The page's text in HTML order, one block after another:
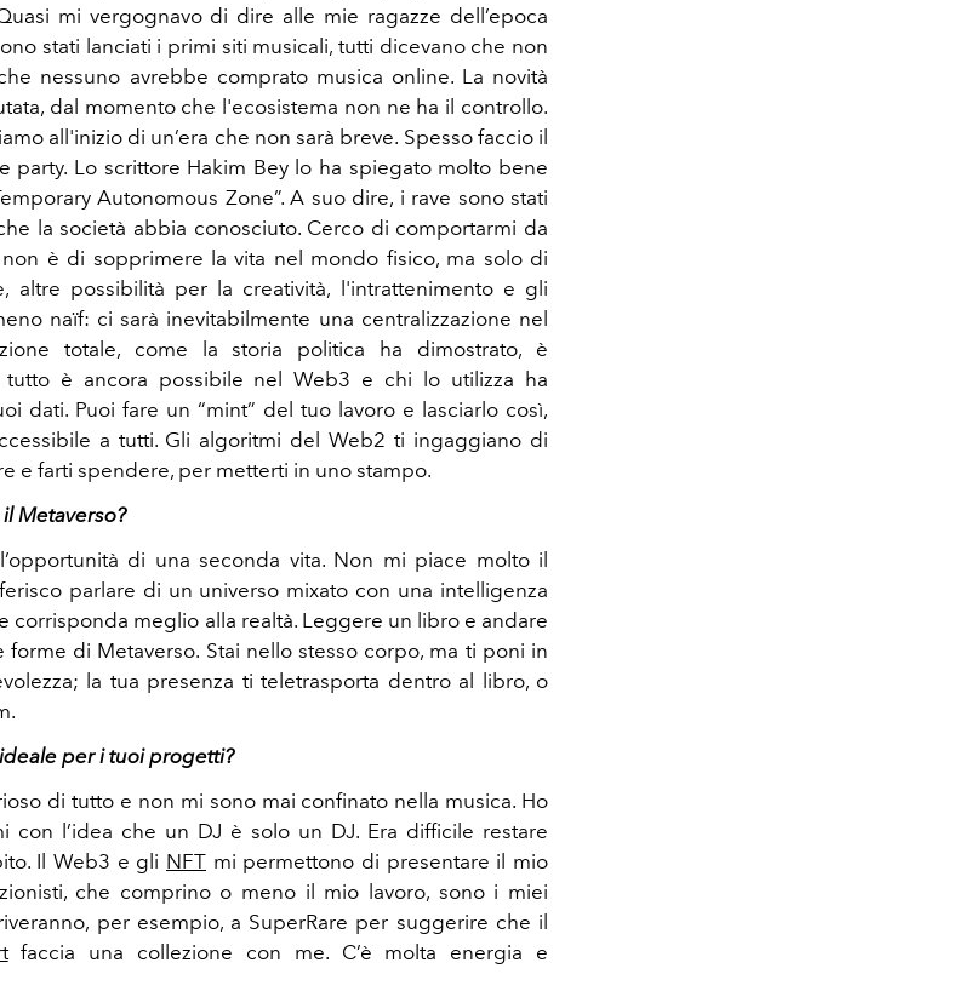
mi vergognavo di dire alle mie ragazze dell’epoca
stati lanciati i primi siti musicali, tutti dicevano che non
nessuno avrebbe comprato musica online. La novità
dal momento che l'ecosistema non ne ha il controllo.
all'inizio di un’era che non sarà breve. Spesso faccio il
party. Lo scrittore Hakim Bey lo ha spiegato molto bene
Autonomous Zone”. A suo dire, i rave sono stati
la società abbia conosciuto. Cerco di comportarmi da
è di sopprimere la vita nel mondo fisico, ma solo di
altre possibilità per la creatività, l'intrattenimento e gli
naïf: ci sarà inevitabilmente una centralizzazione nel
totale, come la storia politica ha dimostrato, è
tutto è ancora possibile nel Web3 e chi lo utilizza ha
dati. Puoi fare un “mint” del tuo lavoro e lasciarlo così,
a tutti. Gli algoritmi del Web2 ti ingaggiano di
e farti spendere, per metterti in uno stampo.
Metaverso?
di una seconda vita. Non mi piace molto il
parlare di un universo mixato con una intelligenza
corrisponda meglio alla realtà. Leggere un libro e andare
di Metaverso. Stai nello stesso corpo, ma ti poni in
la tua presenza ti teletrasporta dentro al libro, o
per i tuoi progetti?
di tutto e non mi sono mai confinato nella musica. Ho
con l’idea che un DJ è solo un DJ. Era difficile restare
Il Web3 e gli NFT mi permettono di presentare il mio
che comprino o meno il mio lavoro, sono i miei
per esempio, a SuperRare per suggerire che il
faccia una collezione con me. C’è molta energia e